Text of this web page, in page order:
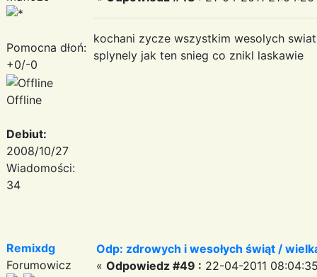
Pomocna dłoń:
+0/-0
Offline
Debiut:
2008/10/27
Wiadomości:
34
kochani zycze wszystkim wesolych
splynely jak ten snieg co znikl laskawie
Remixdg
Forumowicz
Odp: zdrowych i wesołych świąt /
« Odpowiedz #49 : 22-04-2011